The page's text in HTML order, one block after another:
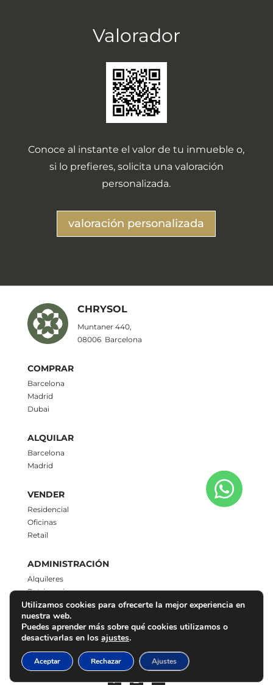
Valorador
Conoce al instante el valor de tu inmueble o,
si lo prefieres, solicita una valoración
personalizada.
valoración personalizada
CHRYSOL
Muntaner 440,
08006 Barcelona
COMPRAR
Barcelona
Madrid
Dubai
ALQUILAR
Barcelona
Madrid
VENDER
Residencial
Oficinas
Retail
ADMINISTRACIÓN
Alquileres
Patrimonios
937 792 331
Síguenos
Utilizamos cookies para ofrecerte la mejor experiencia en
nuestra web.
Puedes aprender más sobre qué cookies utilizamos o
desactivarlas en los ajustes.
Aceptar Rechazar Ajustes